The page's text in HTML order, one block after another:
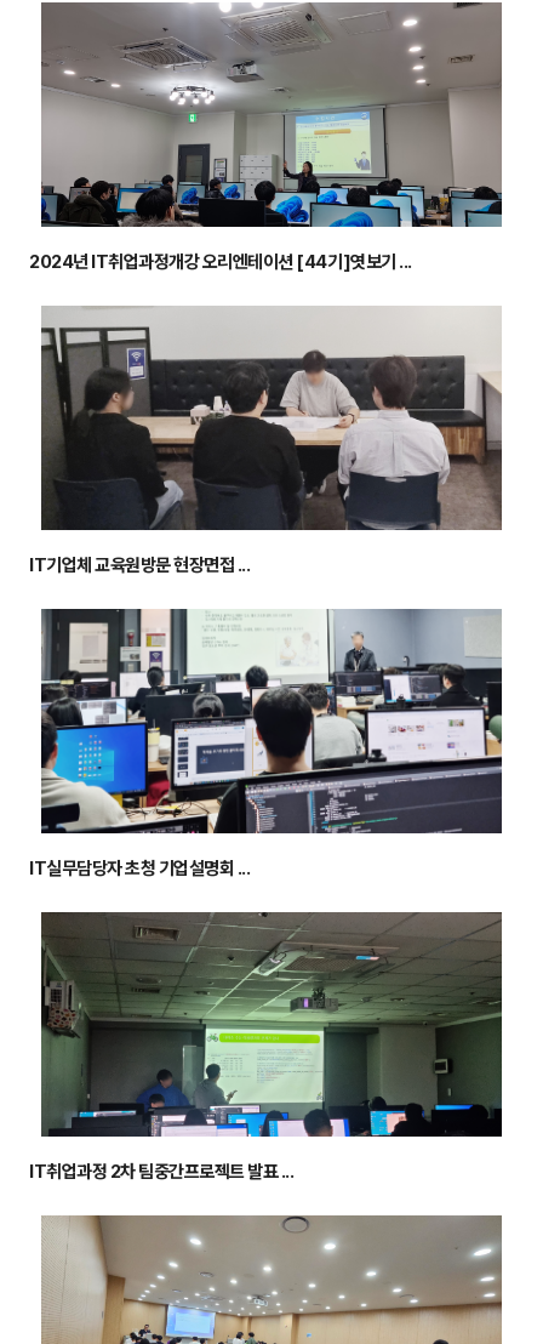
2024년 IT취업과정개강 오리엔테이션 [44기]엿보기 ...
IT기업체 교육원방문 현장면접 ...
IT실무담당자 초청 기업설명회 ...
IT취업과정 2차 팀중간프로젝트 발표 ...